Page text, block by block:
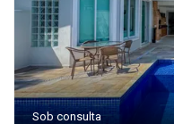
Sob consulta